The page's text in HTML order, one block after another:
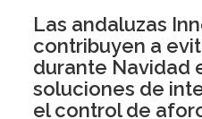
Las andaluzas
contribuyen a
durante Navidad
soluciones de
el control de